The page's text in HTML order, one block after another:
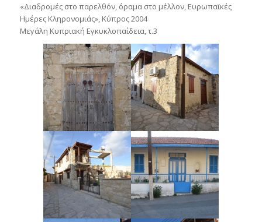
«Διαδρομές στο παρελθόν, όραμα στο μέλλον, Ευρωπαϊκές
Ημέρες Κληρονομιάς», Κύπρος 2004
Μεγάλη Κυπριακή Εγκυκλοπαίδεια, τ.3